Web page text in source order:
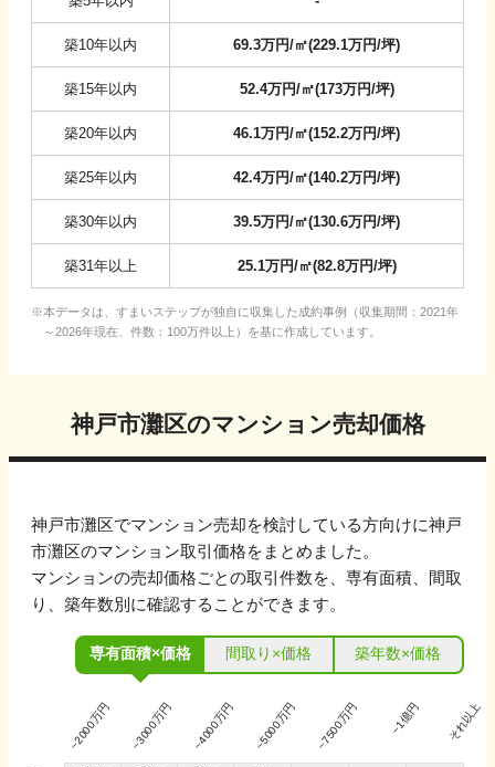
築10年以内 69.3万円/㎡(229.1万円/坪)
築15年以内 52.4万円/㎡(173万円/坪)
築20年以内 46.1万円/㎡(152.2万円/坪)
築25年以内 42.4万円/㎡(140.2万円/坪)
築30年以内 39.5万円/㎡(130.6万円/坪)
築31年以上 25.1万円/㎡(82.8万円/坪)
本データは、すまいステップが独自に収集した成約事例（収集期間：2021年
～2026年現在、件数：100万件以上）を基に作成しています。
神戸市灘区のマンション売却価格
神戸市灘区でマンション売却を検討している方向けに神戸
市灘区のマンション取引価格をまとめました。
マンションの売却価格ごとの取引件数を、専有面積、間取
り、築年数別に確認することができます。
専有面積×価格 間取り×価格 築年数×価格
~2000万円 ~3000万円 ~4000万円 ~5000万円 ~7500万円 ~1億円 それ以上